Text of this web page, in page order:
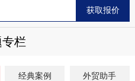
栏
经典案例 外贸助手